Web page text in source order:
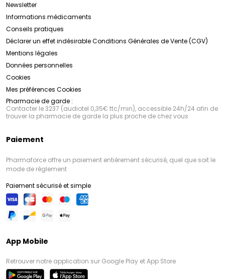
Newsletter
Informations médicaments
Conseils pratiques
Déclarer un effet indésirableConditions Générales de Vente (CGV)
Mentions légales
Données personnelles
Cookies
Mes préférences Cookies
Pharmacie de garde :
Contacter le 3237 (audiotel 0,35€ ttc/min), accessible 24h/24 afin de
trouver la pharmacie de garde la plus proche de chez vous
Paiement
Pharmaforce offre un paiement entièrement sécurisé, quel que soit le
mode de règlement
Paiement sécurisé et simple
App Mobile
Retrouver notre application sur Google Play et App Store